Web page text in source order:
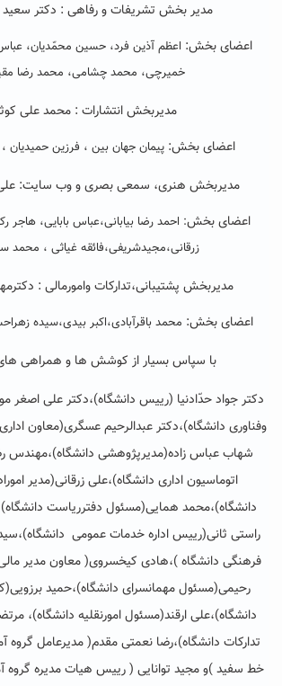
مدیر بخش تشریفات و رفاهی : دکتر سعید
اعضای بخش: اعظم آذین فرد، حسین محمّدیان،
خمیرچی، محمد چشامی، محمد رضا
مدیربخش انتشارات : محمد علی
اعضای بخش:پیمان جهان بین ، فرزین حمیدیان
مدیربخش هنری، سمعی بصری و وب سایت:
اعضای بخش: احمد رضا بیابانی،عباس بابایی، هاجر
زرقانی،مجیدشریفی،فائقه غیاثی ، محمد
مدیربخش پشتیبانی،تدارکات وامورمالی :
اعضای بخش: محمد باقرآبادی،اکبر بیدی،سیده
با سپاس بسیار از کوشش ها و همراهی
دکتر جواد حدّادنیا (رییس دانشگاه)،دکتر علی اصغر
وفناوری دانشگاه)،دکتر عبدالرحیم عسگری(معاون
شهاب عباس زاده(مدیرپژوهشی دانشگاه)،مهندس
اتوماسیون اداری دانشگاه)،علی زرقانی(مدیر
دانشگاه)،محمد همایی(مسئول دفترریاست
راستی ثانی(رییس اداره خدمات عمومی
فرهنگی دانشگاه )،هادی کیخسروی( معاون مدیر
رحیمی(مسئول مهمانسرای دانشگاه)،حمید
دانشگاه)،علی ارقند(مسئول امورنقلیه دانشگاه)،
تدارکات دانشگاه)،رضا نعمتی مقدم( مدیرعامل گروه
خط سفید )و مجید توانایی ( رییس هیات مدیره گروه